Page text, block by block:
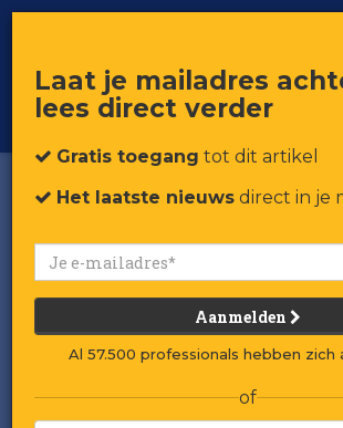
Voor professionals in retail & brands
Laat je mailadres
lees direct verder
Gratis toegang tot dit artikel
Het laatste nieuws direct in je
Aanmelden
Al 57.500 professionals hebben zich
of